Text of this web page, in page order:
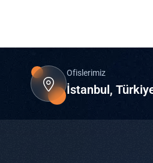
Ofislerimiz
İstanbul,